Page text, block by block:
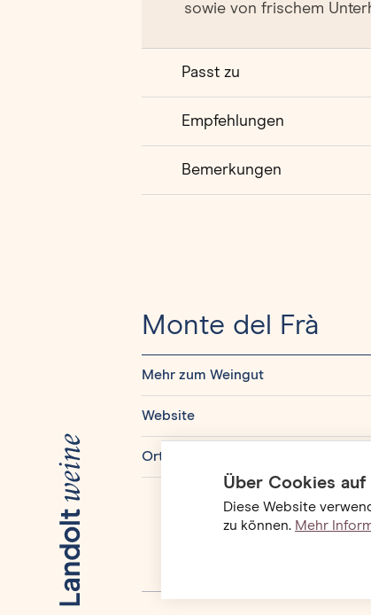
sowie von frischem
Passt zu
Empfehlungen
Bemerkungen
Monte del Frà
Mehr zum Weingut
Website
Ort
Über Cookies
Diese Website
zu können. Mehr